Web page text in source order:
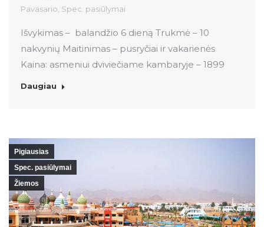
Pavasario Spec. pasiūlymai
Išvykimas – balandžio 6 dieną Trukmė – 10
nakvynių Maitinimas – pusryčiai ir vakarienės
Kaina: asmeniui dviviečiame kambaryje – 1899
Daugiau
Pigiausias
Spec. pasiūlymai
Žiemos